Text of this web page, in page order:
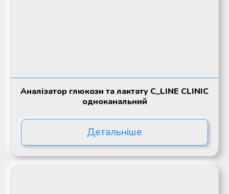
Аналізатор глюкози та лактату C_LINE CLINIC
одноканальний
Детальніше